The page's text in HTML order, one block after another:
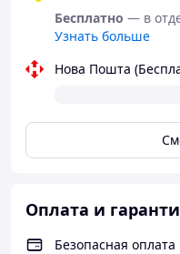
цифровой код. Ни один
курьер не догадаются,
Бесплатно — в
Узнать больше
Нова Пошта
Оплата и
Безопасная оплата